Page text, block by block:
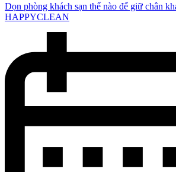
Dọn phòng khách sạn thế nào để giữ chân
HAPPYCLEAN